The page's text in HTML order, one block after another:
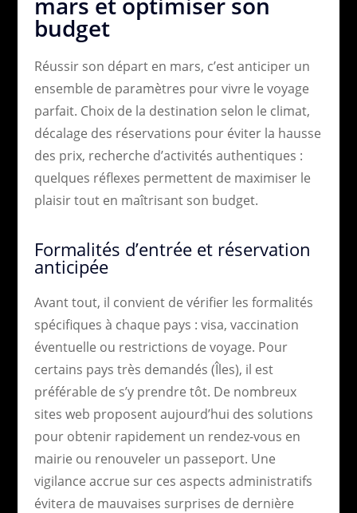
budget
Réussir son départ en mars, c’est anticiper un
ensemble de paramètres pour vivre le voyage
parfait. Choix de la destination selon le climat,
décalage des réservations pour éviter la hausse
des prix, recherche d’activités authentiques :
quelques réflexes permettent de maximiser le
plaisir tout en maîtrisant son budget.
Formalités d’entrée et réservation
anticipée
Avant tout, il convient de vérifier les formalités
spécifiques à chaque pays : visa, vaccination
éventuelle ou restrictions de voyage. Pour
certains pays très demandés (Îles), il est
préférable de s’y prendre tôt. De nombreux
sites web proposent aujourd’hui des solutions
pour obtenir rapidement un rendez-vous en
mairie ou renouveler un passeport. Une
vigilance accrue sur ces aspects administratifs
évitera de mauvaises surprises de dernière